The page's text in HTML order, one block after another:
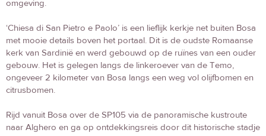
omgeving.
‘Chiesa di San Pietro e Paolo’ is een lieflijk kerkje net buiten Bosa
met mooie details boven het portaal. Dit is de oudste Romaanse
kerk van Sardinië en werd gebouwd op de ruïnes van een ouder
gebouw. Het is gelegen langs de linkeroever van de Temo,
ongeveer 2 kilometer van Bosa langs een weg vol olijfbomen en
citrusbomen.
Rijd vanuit Bosa over de SP105 via de panoramische kustroute
naar Alghero en ga op ontdekkingsreis door dit historische stadje